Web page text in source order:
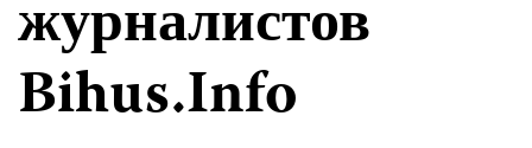
журналистов
Bihus.Info